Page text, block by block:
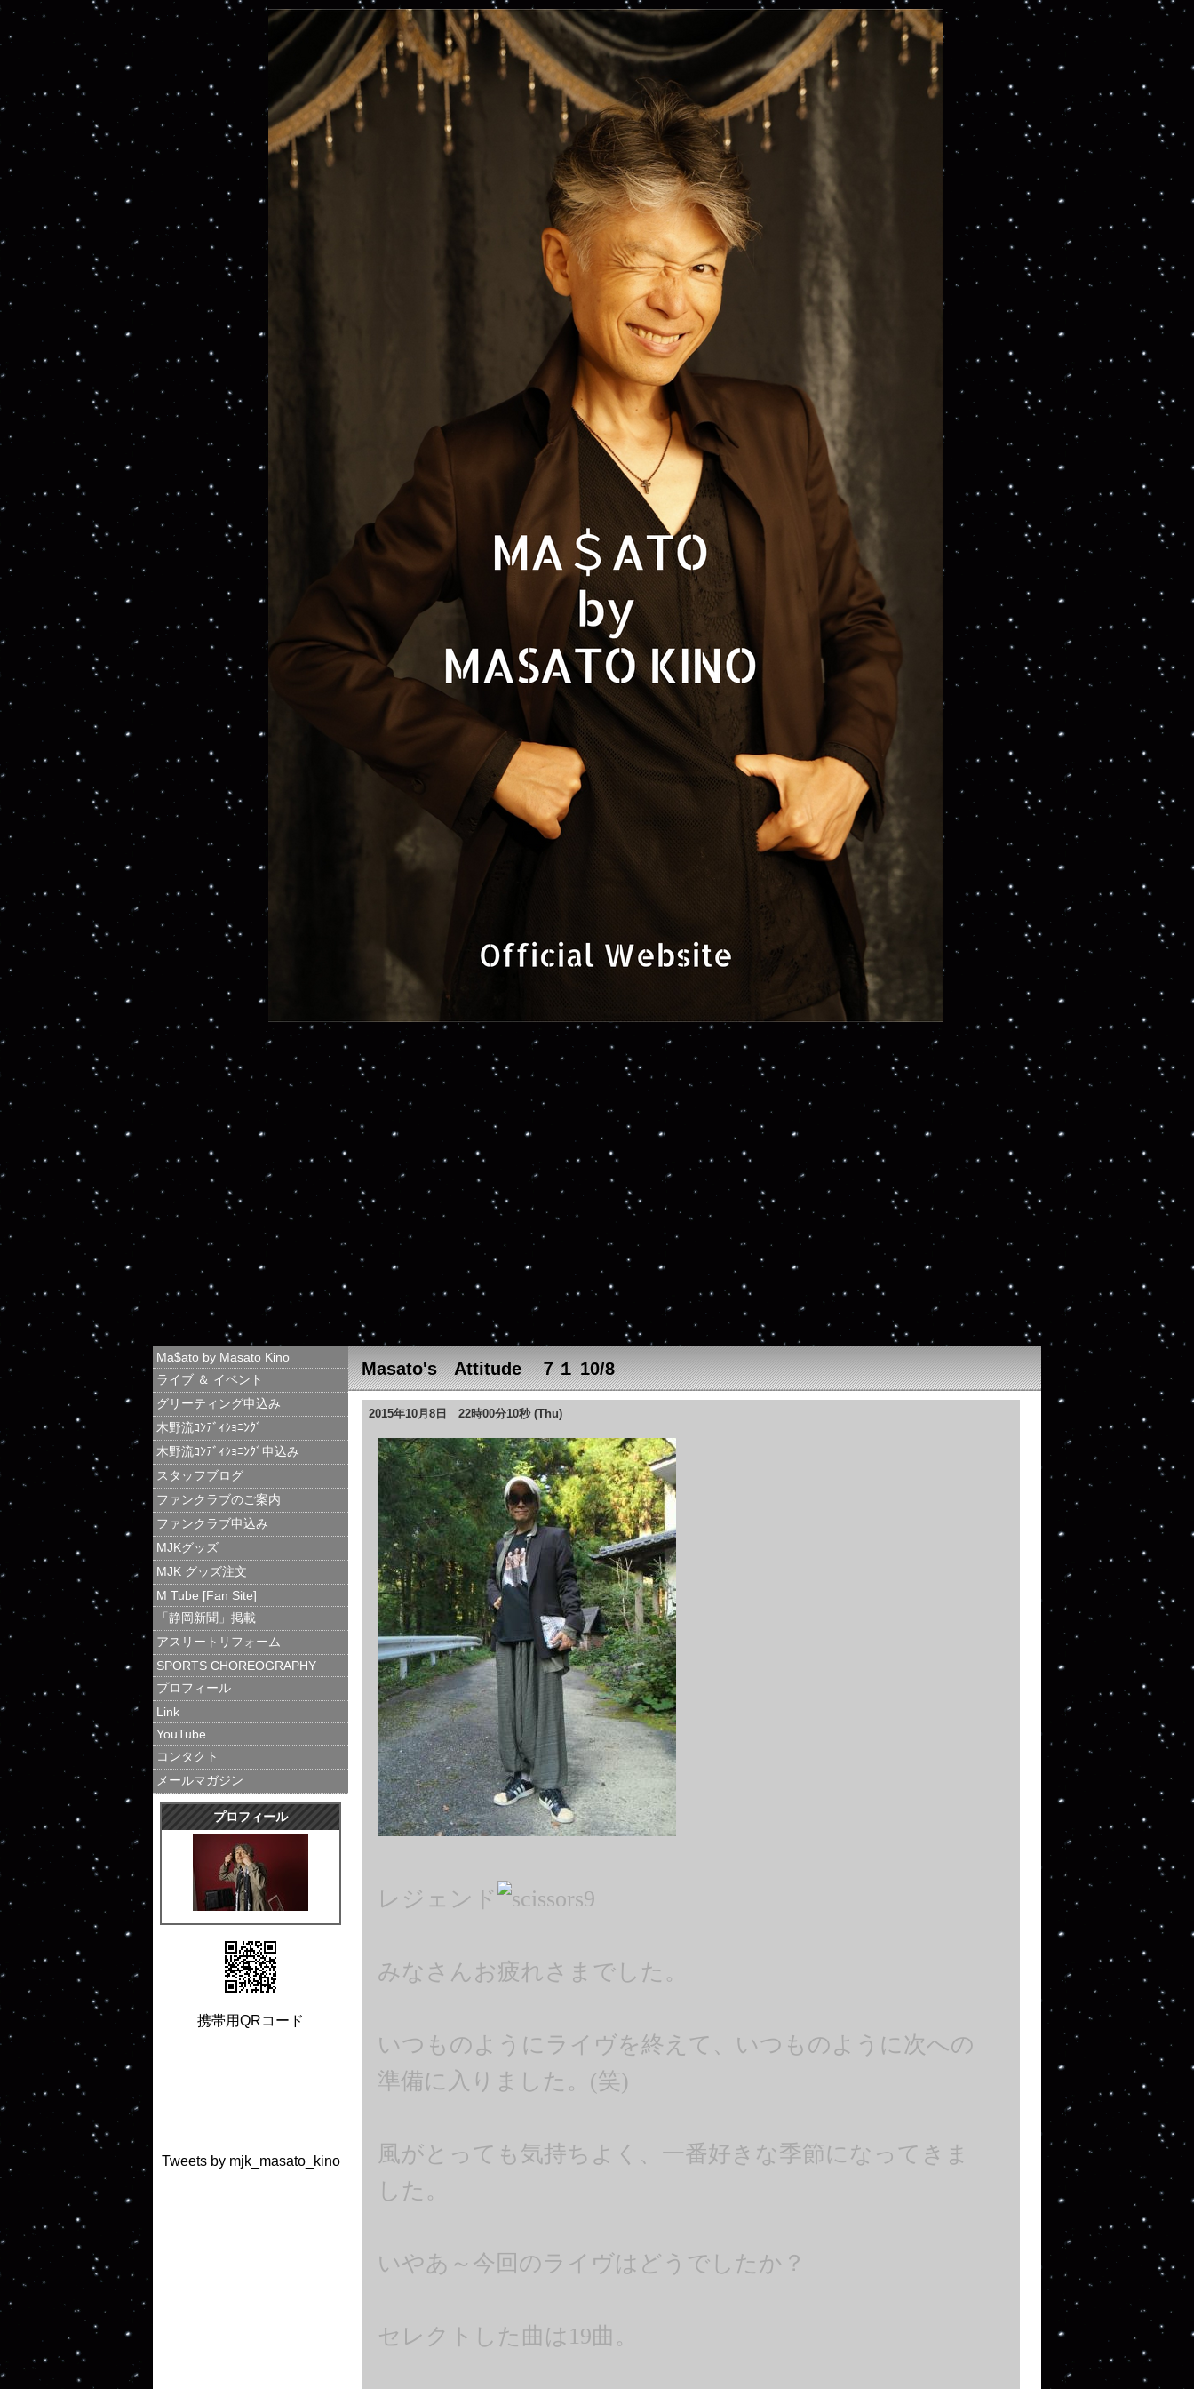
Masato's Attitude ７１ 10/8
2015年10月8日 22時00分10秒 (Thu)
レジェンド 9
みなさんお疲れさまでした。
いつものようにライヴを終えて、いつものように次への
準備に入りました。(笑)
風がとっても気持ちよく、一番好きな季節になってきま
した。
いやあ～今回のライヴはどうでしたか？
セレクトした曲は19曲。
Ma$ato by Masato Kino
ライブ ＆ イベント
グリーティング申込み
木野流ｺﾝﾃﾞｨｼｮﾆﾝｸﾞ
木野流ｺﾝﾃﾞｨｼｮﾆﾝｸﾞ申込み
スタッフブログ
ファンクラブのご案内
ファンクラブ申込み
MJKグッズ
MJK グッズ注文
M Tube [Fan Site]
「静岡新聞」掲載
アスリートリフォーム
SPORTS CHOREOGRAPHY
プロフィール
Link
YouTube
コンタクト
メールマガジン
プロフィール
携帯用QRコード
Tweets by mjk_masato_kino